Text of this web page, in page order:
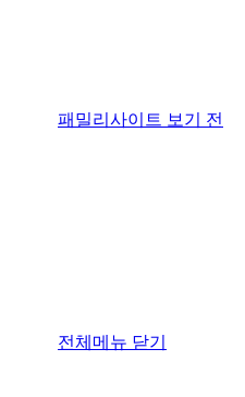
패밀리사이트 보기 전
전체메뉴 닫기